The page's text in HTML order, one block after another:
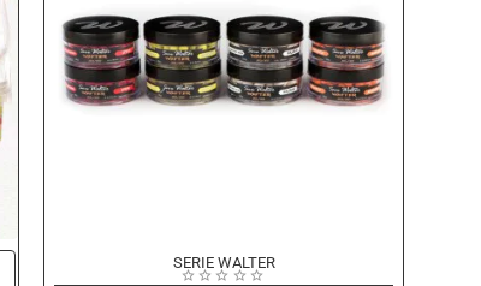
SERIE WALTER